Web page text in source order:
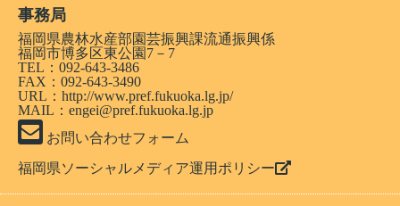
事務局
福岡県農林水産部園芸振興課流通振興係
福岡市博多区東公園7－7
TEL：092-643-3486
FAX：092-643-3490
URL： http://www.pref.fukuoka.lg.jp/
MAIL：engei@pref.fukuoka.lg.jp
お問い合わせフォーム
福岡県ソーシャルメディア運用ポリシー